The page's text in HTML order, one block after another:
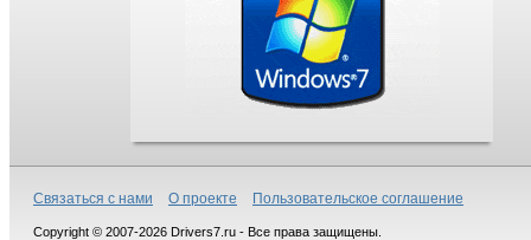
Связаться с нами О проекте Пользовательское соглашение
Copyright © 2007-2026 Drivers7.ru - Все права защищены.